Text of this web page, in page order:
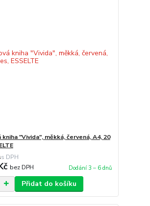
"Vivida", měkká, červená, A4, 20
bez DPH Dodání 3 – 6 dnů
Přidat do košíku